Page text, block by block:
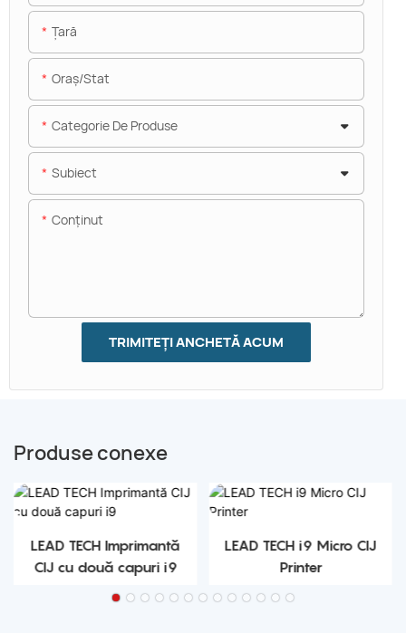
Ţară
Oraș/stat
Categorie De Produse
Subiect
Conţinut
TRIMITEȚI ANCHETĂ ACUM
Produse conexe
LEAD TECH Imprimantă
CIJ cu două capuri i9
LEAD TECH i9 Micro CIJ
Printer